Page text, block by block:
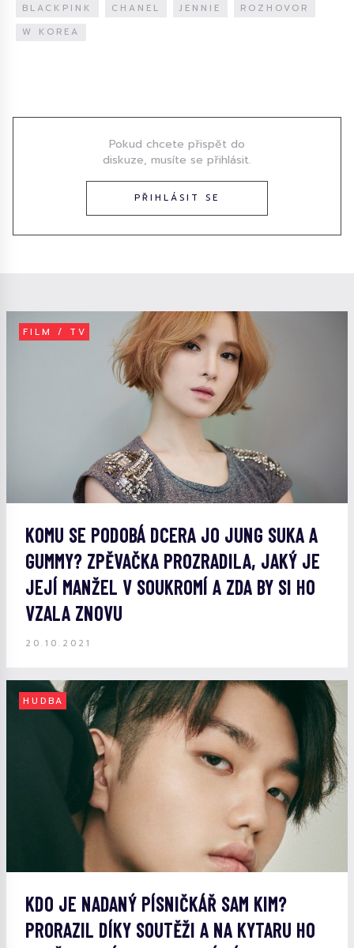
BLACKPINK CHANEL JENNIE
ROZHOVOR
W KOREA
Pokud chcete přispět do
diskuze, musíte se přihlásit.
PŘIHLÁSIT SE
FILM / TV
KOMU SE PODOBÁ DCERA JO JUNG SUKA A
GUMMY? ZPĚVAČKA PROZRADILA, JAKÝ JE
JEJÍ MANŽEL V SOUKROMÍ A ZDA BY SI HO
VZALA ZNOVU
20.10.2021
HUDBA
KDO JE NADANÝ PÍSNIČKÁŘ SAM KIM?
PRORAZIL DÍKY SOUTĚŽI A NA KYTARU HO